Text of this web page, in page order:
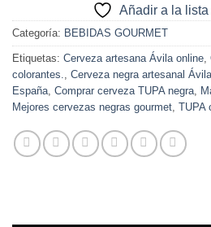
Añadir a la
Categoría: BEBIDAS GOURMET
Etiquetas: Cerveza artesana Ávila online,
colorantes., Cerveza negra artesanal Ávila
España, Comprar cerveza TUPA negra,
Mejores cervezas negras gourmet, TUPA